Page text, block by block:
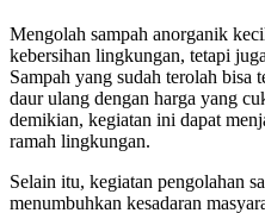
Mengolah sampah anorganik
kebersihan lingkungan, tetapi
Sampah yang sudah terolah bisa
daur ulang dengan harga yang
demikian, kegiatan ini dapat
ramah lingkungan.
Selain itu, kegiatan pengolahan
menumbuhkan kesadaran